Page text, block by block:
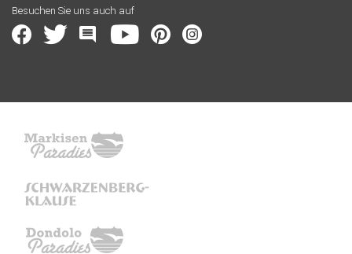
Besuchen Sie uns auch auf